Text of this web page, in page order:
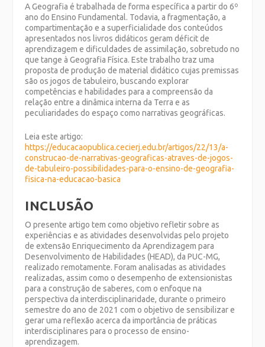
A Geografia é trabalhada de forma específica a partir do 6º
ano do Ensino Fundamental. Todavia, a fragmentação, a
compartimentação e a superficialidade dos conteúdos
apresentados nos livros didáticos geram déficit de
aprendizagem e dificuldades de assimilação, sobretudo no
que tange à Geografia Física. Este trabalho traz uma
proposta de produção de material didático cujas premissas
são os jogos de tabuleiro, buscando explorar
competências e habilidades para a compreensão da
relação entre a dinâmica interna da Terra e as
peculiaridades do espaço como narrativas geográficas.
Leia este artigo:
https://educacaopublica.cecierj.edu.br/artigos/22/13/a-
construcao-de-narrativas-geograficas-atraves-de-jogos-
de-tabuleiro-possibilidades-para-o-ensino-de-geografia-
fisica-na-educacao-basica
INCLUSÃO
O presente artigo tem como objetivo refletir sobre as
experiências e as atividades desenvolvidas pelo projeto
de extensão Enriquecimento da Aprendizagem para
Desenvolvimento de Habilidades (HEAD), da PUC-MG,
realizado remotamente. Foram analisadas as atividades
realizadas, assim como o desempenho de extensionistas
para a construção de saberes, com o enfoque na
perspectiva da interdisciplinaridade, durante o primeiro
semestre do ano de 2021 com o objetivo de sensibilizar e
gerar uma reflexão acerca da importância de práticas
interdisciplinares para o processo de ensino-
aprendizagem.